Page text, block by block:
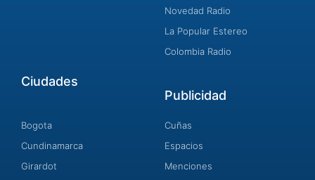
Novedad Radio
La Popular Estereo
Colombia Radio
Ciudades
Bogota
Cundinamarca
Girardot
Publicidad
Cuñas
Espacios
Menciones